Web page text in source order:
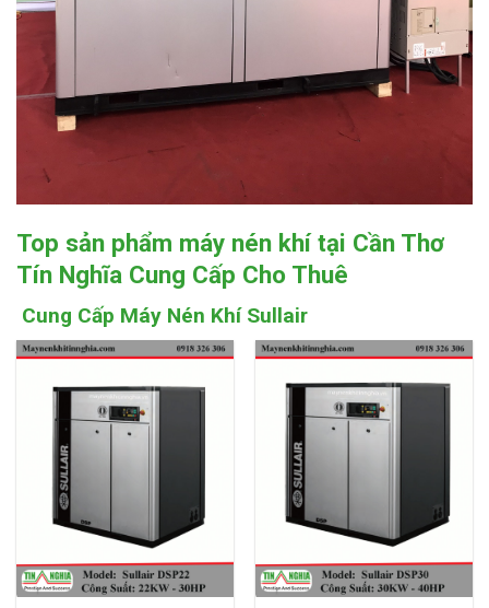
Top sản phẩm máy nén khí tại Cần Thơ
Tín Nghĩa Cung Cấp Cho Thuê
Cung Cấp Máy Nén Khí Sullair